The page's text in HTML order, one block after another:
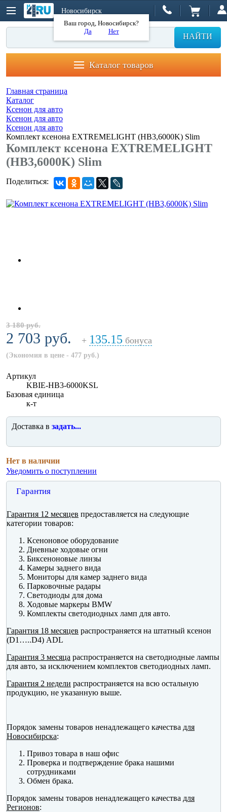
Новосибирск
Ваш город, Новосибирск?
Да
Нет
НАЙТИ
Каталог товаров
Главная страница
Каталог
Ксенон для авто
Ксенон для авто
Ксенон для авто
Комплект ксенона EXTREMELIGHT (HB3,6000K) Slim
Комплект ксенона EXTREMELIGHT
(HB3,6000K) Slim
Поделиться:
3 180 руб.
2 703 руб. + 135.15 бонуса
(Экономия в цене - 477 руб.)
Артикул
KBIE-HB3-6000KSL
Базовая единица
к-т
Доставка в задать...
Нет в наличии
Уведомить о поступлении
Гарантия
Гарантия 12 месяцев предоставляется на следующие
категории товаров:
Ксеноновое оборудование
Дневные ходовые огни
Биксеноновые линзы
Камеры заднего вида
Мониторы для камер заднего вида
Парковочные радары
Светодиоды для дома
Ходовые маркеры BMW
Комплекты светодиодных ламп для авто.
Гарантия 18 месяцев распространяется на штатный ксенон
(D1…..D4) ADL
Гарантия 3 месяца распространяется на светодиодные лампы
для авто, за исключением комплектов светодиодных ламп.
Гарантия 2 недели распространяется на всю остальную
продукцию, не указанную выше.
Порядок замены товаров ненадлежащего качества для
Новосибирска:
Привоз товара в наш офис
Проверка и подтверждение брака нашими
сотрудниками
Обмен брака.
Порядок замены товаров ненадлежащего качества для
Регионов: